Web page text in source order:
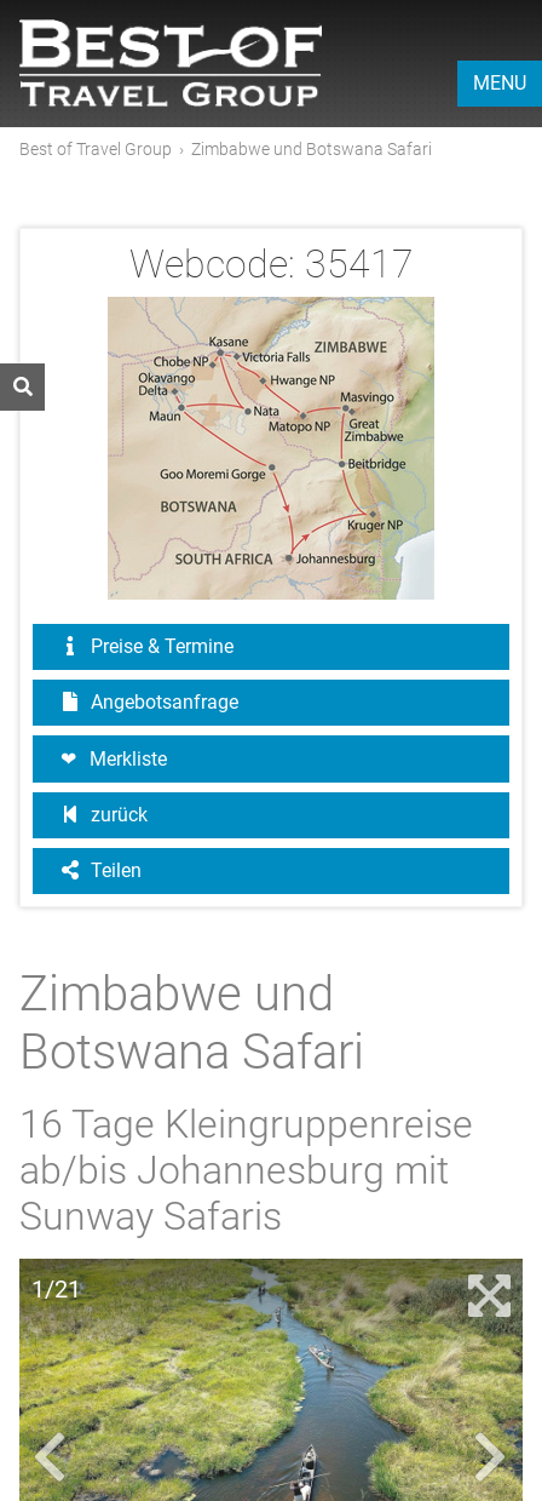
MENU
Best of Travel Group › Zimbabwe und Botswana Safari
Webcode: 35417
Preise & Termine
Angebotsanfrage
Merkliste
zurück
Teilen
Zimbabwe und
Botswana Safari
16 Tage Kleingruppenreise
ab/bis Johannesburg mit
Sunway Safaris
1/21